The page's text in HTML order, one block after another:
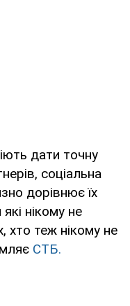
дати точну
соціальна
дорівнює їх
нікому не
хто теж нікому не
СТБ.